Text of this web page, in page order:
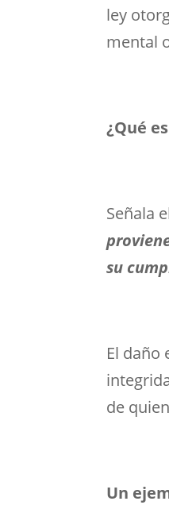
ley
mental
¿Qué
Señala
su
El daño
de
Un